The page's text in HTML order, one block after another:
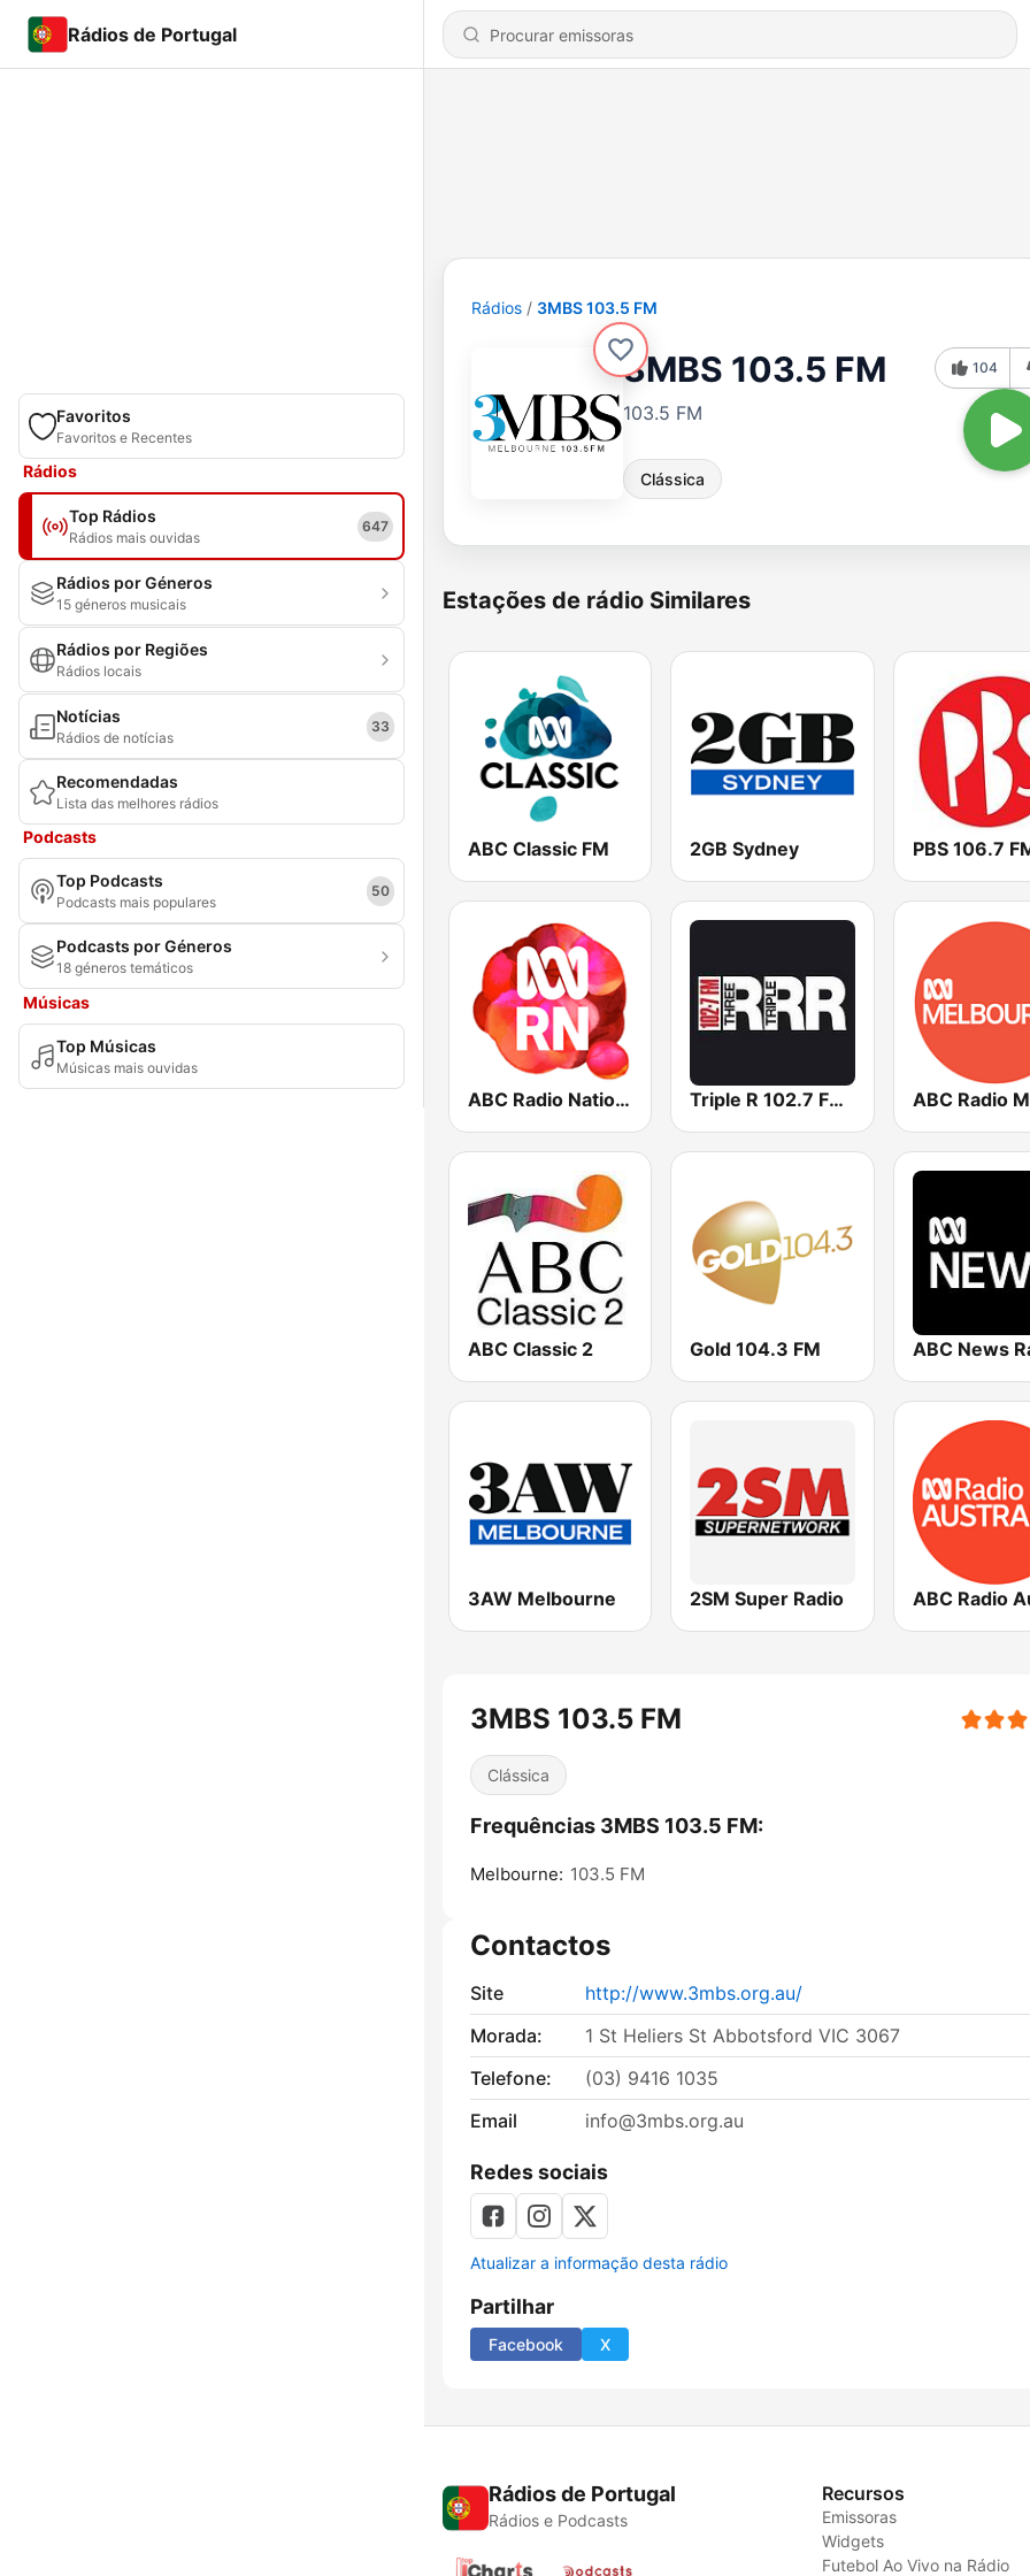
Rádios de Portugal
Favoritos
Favoritos e Recentes
Rádios
Top Rádios
Rádios mais ouvidas
647
Rádios por Géneros
15 géneros musicais
Rádios por Regiões
Rádios locais
Notícias
Rádios de notícias
33
Recomendadas
Lista das melhores rádios
Podcasts
Top Podcasts
Podcasts mais populares
50
Podcasts por Géneros
18 géneros temáticos
Músicas
Top Músicas
Músicas mais ouvidas
Rádios 3MBS 103.5 FM
3MBS 103.5 FM
103.5 FM
Clássica
104
Estações de rádio Similares
ABC Classic FM 2GB Sydney PBS 106.7
ABC Radio National Triple R 102.7 FMM
ABC Classic 2 Gold 104.3 FM ABC News
3AW Melbourne 2SM Super Radio
3MBS 103.5 FM
Clássica
Frequências 3MBS 103.5 FM:
Melbourne: 103.5 FM
Contactos
Site
http://www.3mbs.org.au/
Morada:
1 St Heliers St Abbotsford VIC 3067
Telefone:
(03) 9416 1035
Email
info@3mbs.org.au
Redes sociais
Atualizar a informação desta rádio
Partilhar
Facebook X
Rádios de Portugal
Rádios e Podcasts
Recursos
Emissoras
Widgets
Futebol Ao Vivo na Rádio